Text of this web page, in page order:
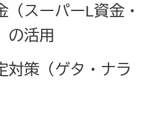
（スーパーL資金・
の活用
対策（ゲタ・ナラ